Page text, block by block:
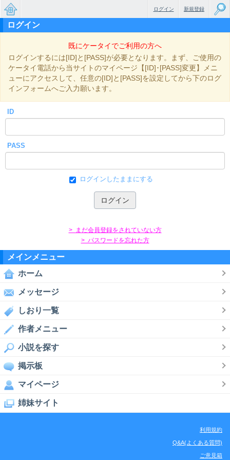
無料で
っと大
小説
新規登録
ログイン
ログイン
既にケータイでご利用の方へ
ログインするには[ID]と[PASS]が必要となります。まず、ご使用の
ケータイ電話から当サイトのマイページ【[ID]･[PASS]変更】メニ
ューにアクセスして、任意の[ID]と[PASS]を設定してから下のログ
インフォームへご入力願います。
ID
PASS
ログインしたままにする
> まだ会員登録をされていない方
> パスワードを忘れた方
メインメニュー
ホーム
メッセージ
しおり一覧
作者メニュー
小説を探す
掲示板
マイページ
姉妹サイト
利用規約
Q&A(よくある質問)
ご意見箱